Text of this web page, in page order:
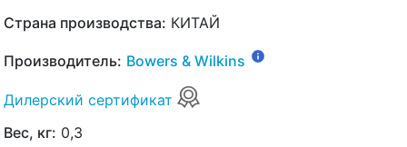
Страна производства: КИТАЙ
Производитель: Bowers & Wilkins
Дилерский сертификат
Вес, кг: 0,3